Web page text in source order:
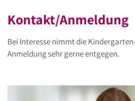
Kontakt/Anmeldung
Bei Interesse nimmt die
Anmeldung sehr gerne entgegen.